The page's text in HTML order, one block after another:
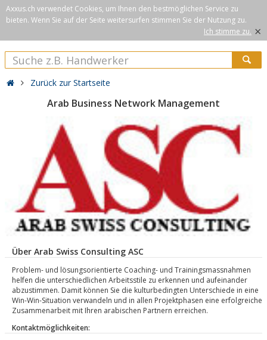
Axxus.ch verwendet Cookies, um Ihnen den bestmöglichen Service zu
bieten. Wenn Sie auf der Seite weitersurfen stimmen Sie der Nutzung zu.
Ich stimme zu. ×
Zurück zur Startseite
Arab Business Network Management
Über Arab Swiss Consulting ASC
Problem- und lösungsorientierte Coaching- und Trainingsmassnahmen
helfen die unterschiedlichen Arbeitsstile zu erkennen und aufeinander
abzustimmen. Damit können Sie die kulturbedingten Unterschiede in eine
Win-Win-Situation verwandeln und in allen Projektphasen eine erfolgreiche
Zusammenarbeit mit Ihren arabischen Partnern erreichen.
Kontaktmöglichkeiten: